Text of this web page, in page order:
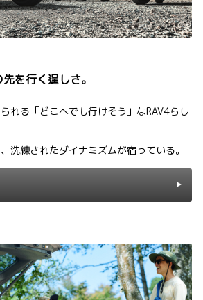
を行く逞しさ。
れる「どこへでも行けそう」なRAV4らし
洗練されたダイナミズムが宿っている。